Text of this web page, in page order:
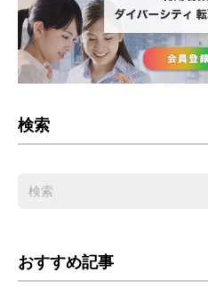
検索
おすすめ記事